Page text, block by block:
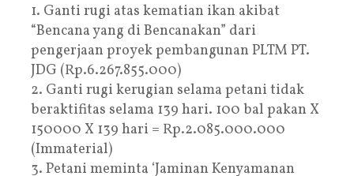
1. Ganti rugi atas kematian ikan akibat
“Bencana yang di Bencanakan” dari
pengerjaan proyek pembangunan PLTM PT.
JDG (Rp.6.267.855.000)
2. Ganti rugi kerugian selama petani tidak
beraktifitas selama 139 hari. 100 bal pakan X
150000 X 139 hari = Rp.2.085.000.000
(Immaterial)
3. Petani meminta ‘Jaminan Kenyamanan